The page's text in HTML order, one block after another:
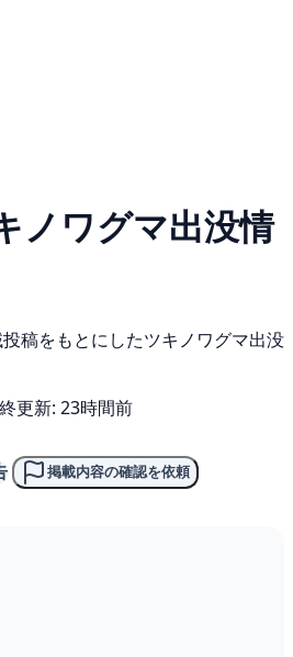
ノワグマ出没情
稿をもとにしたツキノワグマ出没
更新: 23時間前
掲載内容の確認を依頼